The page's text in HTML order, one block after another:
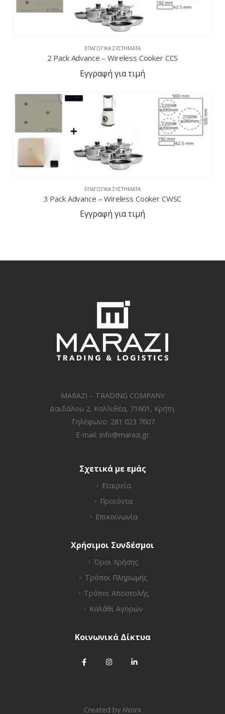
ΕΠΑΓΩΓΙΚΆ ΣΥΣΤΉΜΑΤΑ
2 Pack Advance – Wireless Cooker CCS
Εγγραφή για τιμή
ΕΠΑΓΩΓΙΚΆ ΣΥΣΤΉΜΑΤΑ
3 Pack Advance – Wireless Cooker CWSC
Εγγραφή για τιμή
MARAZI – TRADING COMPANY
Δαιδάλου 2, Καλλιθέα, 71601, Κρήτη.
Τηλέφωνο: 281 023 7607
E-mail: info@marazi.gr
Σχετικά με εμάς
Εταιρεία
Προϊόντα
Επικοινωνία
Χρήσιμοι Συνδέσμοι
Όροι Χρήσης
Τρόποι Πληρωμής
Τρόποι Αποστολής
Καλάθι Αγορών
Κοινωνικά Δίκτυα
Created by iWorx